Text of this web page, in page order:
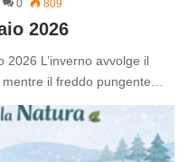
0 809
2026
L’inverno avvolge il
il freddo pungente…